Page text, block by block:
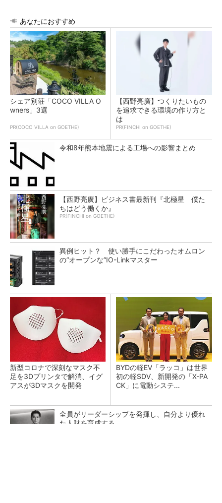
あなたにおすすめ
シェア別荘「COCO VILLA O
wners」3選
PR(COCO VILLA on GOETHE)
【西野亮廣】つくりたいもの
を追求できる環境の作り方と
は
PR(FINCHI on GOETHE)
令和8年熊本地震による工場への影響まとめ
【西野亮廣】ビジネス書最新刊『北極星 僕た
ちはどう働くか』
PR(FINCHI on GOETHE)
異例ヒット？ 使い勝手にこだわったオムロン
の“オープンな”IO-Linkマスター
新型コロナで深刻なマスク不
足を3Dプリンタで解消、イグ
アスが3Dマスクを開発
BYDの軽EV「ラッコ」は世界
初の軽SDV、新開発の「X-PA
CK」に電動システ...
全員がリーダーシップを発揮し、自分より優れ
た人財を育成する